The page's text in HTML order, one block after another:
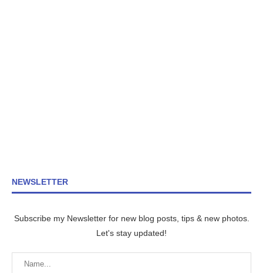
NEWSLETTER
Subscribe my Newsletter for new blog posts, tips & new photos.
Let's stay updated!